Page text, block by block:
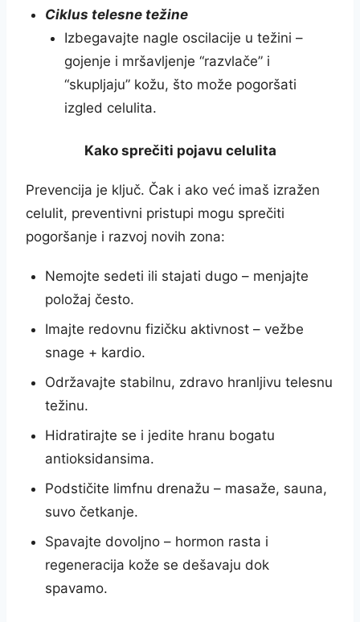
Ciklus telesne težine
Izbegavajte nagle oscilacije u težini –
gojenje i mršavljenje “razvlače” i
“skupljaju” kožu, što može pogoršati
izgled celulita.
Kako sprečiti pojavu celulita
Prevencija je ključ. Čak i ako već imaš izražen
celulit, preventivni pristupi mogu sprečiti
pogoršanje i razvoj novih zona:
Nemojte sedeti ili stajati dugo – menjajte
položaj često.
Imajte redovnu fizičku aktivnost – vežbe
snage + kardio.
Održavajte stabilnu, zdravo hranljivu telesnu
težinu.
Hidratirajte se i jedite hranu bogatu
antioksidansima.
Podstičite limfnu drenažu – masaže, sauna,
suvo četkanje.
Spavajte dovoljno – hormon rasta i
regeneracija kože se dešavaju dok
spavamo.